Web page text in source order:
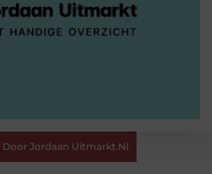
Door Jordaan Uitmarkt.nl